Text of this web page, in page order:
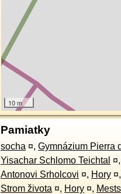
10 m
Pamiatky
socha ¤, Gymnázium Pierra
Yisachar Schlomo Teichtal ¤,
Antonovi Srholcovi ¤, Hory ¤,
Strom života ¤, Hory ¤,